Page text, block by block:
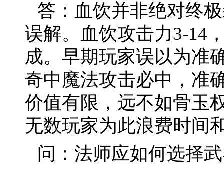
答：血饮并非绝对终
误解。血饮攻击力3-14
成。早期玩家误以为准
奇中魔法攻击必中，准
价值有限，远不如骨玉
无数玩家为此浪费时间
问：法师应如何选择